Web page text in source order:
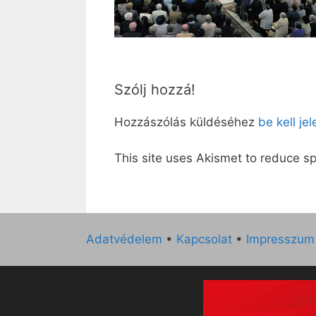
Szólj hozzá!
Hozzászólás küldéséhez be kell
This site uses Akismet to reduce
Adatvédelem • Kapcsolat • Impresszum